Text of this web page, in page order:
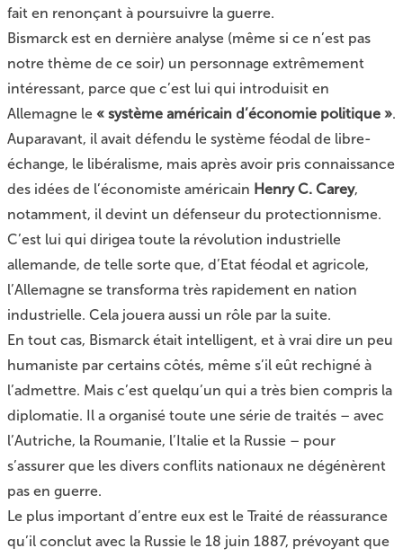
fait en renonçant à poursuivre la guerre.
Bismarck est en dernière analyse (même si ce n’est pas
notre thème de ce soir) un personnage extrêmement
intéressant, parce que c’est lui qui introduisit en
Allemagne le « système américain d’économie politique ».
Auparavant, il avait défendu le système féodal de libre-
échange, le libéralisme, mais après avoir pris connaissance
des idées de l’économiste américain Henry C. Carey,
notamment, il devint un défenseur du protectionnisme.
C’est lui qui dirigea toute la révolution industrielle
allemande, de telle sorte que, d’Etat féodal et agricole,
l’Allemagne se transforma très rapidement en nation
industrielle. Cela jouera aussi un rôle par la suite.
En tout cas, Bismarck était intelligent, et à vrai dire un peu
humaniste par certains côtés, même s’il eût rechigné à
l’admettre. Mais c’est quelqu’un qui a très bien compris la
diplomatie. Il a organisé toute une série de traités – avec
l’Autriche, la Roumanie, l’Italie et la Russie – pour
s’assurer que les divers conflits nationaux ne dégénèrent
pas en guerre.
Le plus important d’entre eux est le Traité de réassurance
qu’il conclut avec la Russie le 18 juin 1887, prévoyant que